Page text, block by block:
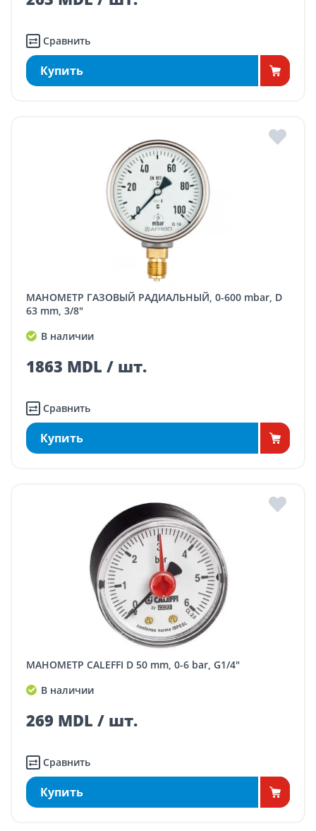
Сравнить
Купить
МАНОМЕТР ГАЗОВЫЙ РАДИАЛЬНЫЙ, 0-600 mbar, D
63 mm, 3/8"
В наличии
1863 MDL / шт.
Сравнить
Купить
МАНОМЕТР CALEFFI D 50 mm, 0-6 bar, G1/4"
В наличии
269 MDL / шт.
Сравнить
Купить